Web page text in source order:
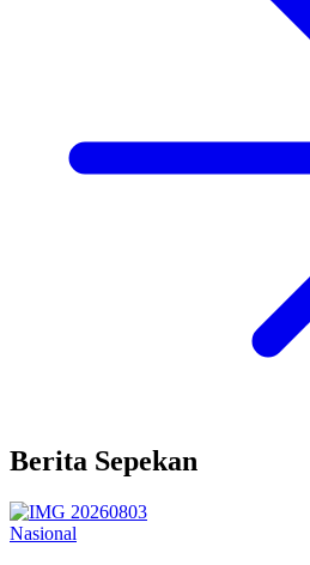
Berita Sepekan
Nasional